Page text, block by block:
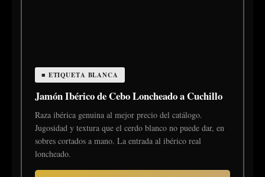
■ ETIQUETA BLANCA
Jamón Ibérico de Cebo Loncheado a Cuchillo
Raza ibérica genuina al mejor precio del catálogo.
Jugosidad y textura que el cerdo blanco no puede dar, en
sobres cortados a mano. La entrada al ibérico real
loncheado.